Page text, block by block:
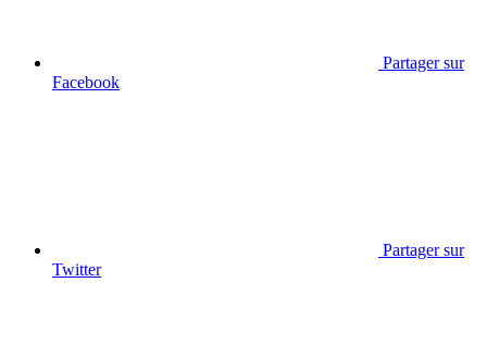
Partager sur
Facebook
Partager sur
Twitter